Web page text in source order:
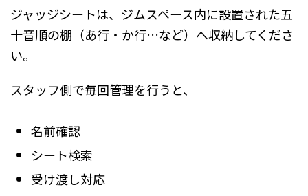
ジャッジシートは、ジムスペース内に設置された五
十音順の棚（あ行・か行…など）へ収納してくださ
い。
スタッフ側で毎回管理を行うと、
名前確認
シート検索
受け渡し対応